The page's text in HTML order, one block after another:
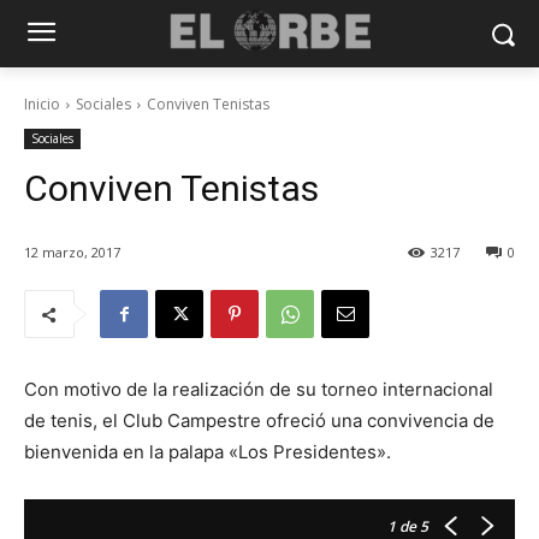
Inicio Sociales Conviven Tenistas
Sociales
Conviven Tenistas
12 marzo, 2017 0
3217
Con motivo de la realización de su torneo internacional
de tenis, el Club Campestre ofreció una convivencia de
bienvenida en la palapa «Los Presidentes».
1 de 5